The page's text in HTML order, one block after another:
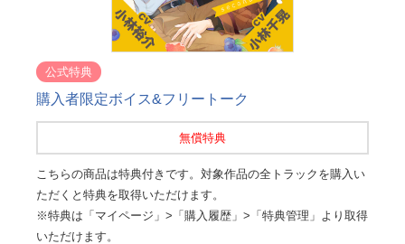
公式特典
購入者限定ボイス&フリートーク
無償特典
こちらの商品は特典付きです。対象作品の全トラックを購入い
ただくと特典を取得いただけます。
※特典は「マイページ」>「購入履歴」>「特典管理」より取得
いただけます。